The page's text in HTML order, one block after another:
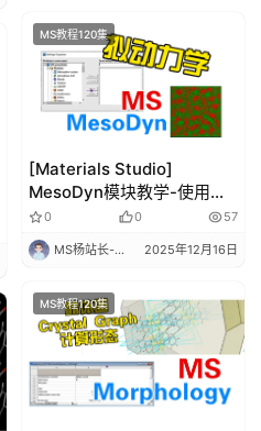
MS教程120集
[Materials Studio]
MesoDyn模块教学-使用拟
动力学-4 | 理论计算 分子动
力学 华算科技 MS杨站长
0 0 57
MS杨站长-华算科技 2025年12月16日
MS教程120集